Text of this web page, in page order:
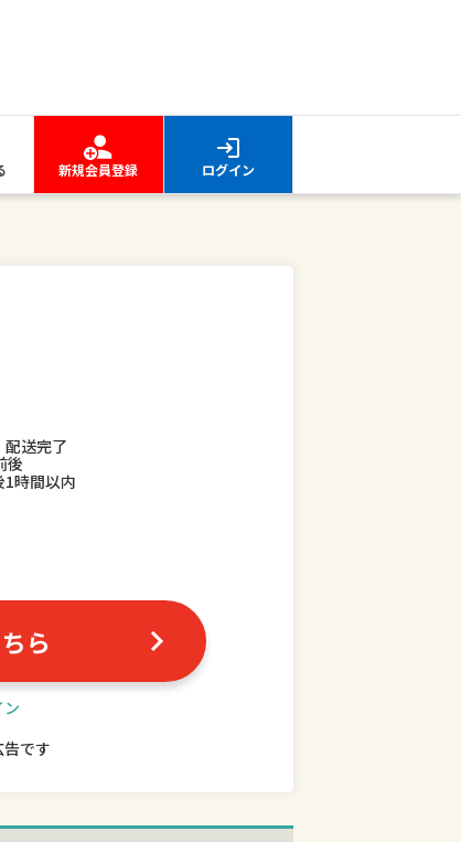
新規会員登録 ログイン
配送完了
後
1時間以内
ら
です